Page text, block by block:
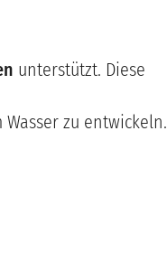
unterstützt. Diese
zu entwickeln.